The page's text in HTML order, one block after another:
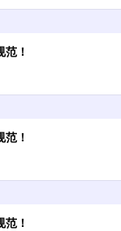
范！
范！
范！